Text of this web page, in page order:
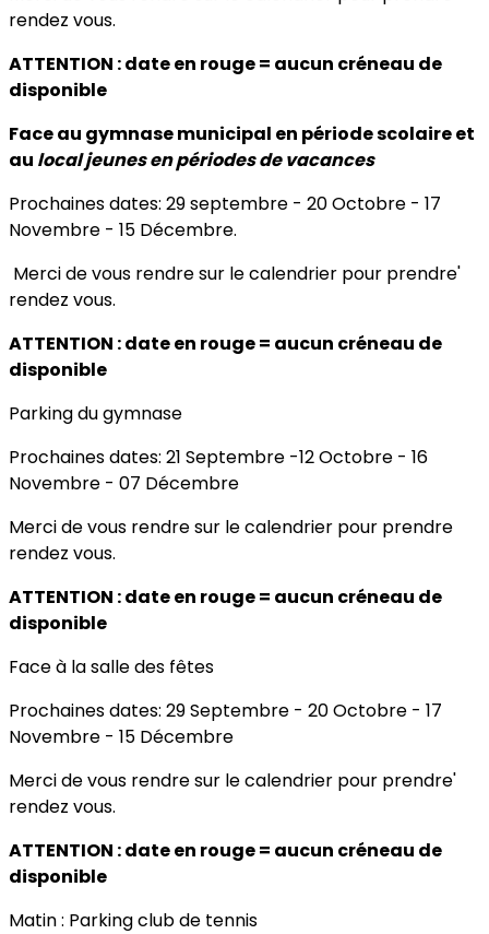
rendez vous.
ATTENTION : date en rouge = aucun créneau de
disponible
Face au gymnase municipal en période scolaire et
au local jeunes en périodes de vacances
Prochaines dates: 29 septembre - 20 Octobre - 17
Novembre - 15 Décembre.
Merci de vous rendre sur le calendrier pour prendre'
rendez vous.
ATTENTION : date en rouge = aucun créneau de
disponible
Parking du gymnase
Prochaines dates: 21 Septembre -12 Octobre - 16
Novembre - 07 Décembre
Merci de vous rendre sur le calendrier pour prendre
rendez vous.
ATTENTION : date en rouge = aucun créneau de
disponible
Face à la salle des fêtes
Prochaines dates: 29 Septembre - 20 Octobre - 17
Novembre - 15 Décembre
Merci de vous rendre sur le calendrier pour prendre'
rendez vous.
ATTENTION : date en rouge = aucun créneau de
disponible
Matin : Parking club de tennis